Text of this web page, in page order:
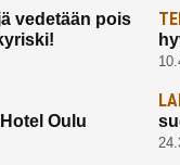
vedetään pois
Oulu